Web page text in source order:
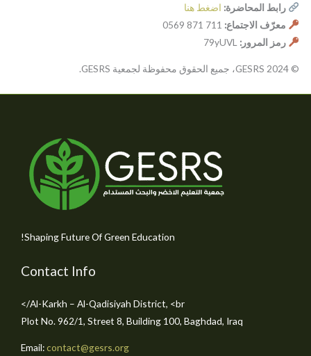
رابط المحاضرة: اضغط هنا
معرّف الاجتماع:
رمز المرور:
© 2024 GESRS، جميع الحقوق محفوظة لجمعية GESRS.
Shaping Future Of Green Education!
Contact Info
Al-Karkh – Al-Qadisiyah District, <br/>
Plot No. 962/1, Street 8, Building 100, Baghdad, Iraq
Email:contact@gesrs.org